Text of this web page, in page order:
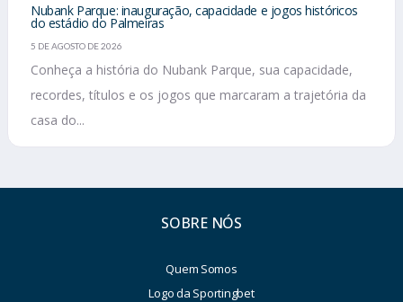
Nubank Parque: inauguração, capacidade e jogos históricos
do estádio do Palmeiras
5 DE AGOSTO DE 2026
Conheça a história do Nubank Parque, sua capacidade,
recordes, títulos e os jogos que marcaram a trajetória da
casa do...
SOBRE NÓS
Quem Somos
Logo da Sportingbet